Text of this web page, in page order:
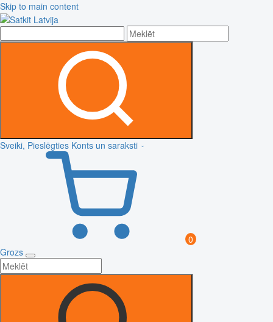
Skip to main content
Sveiki, Pieslēgties Konts un saraksti
0
Grozs